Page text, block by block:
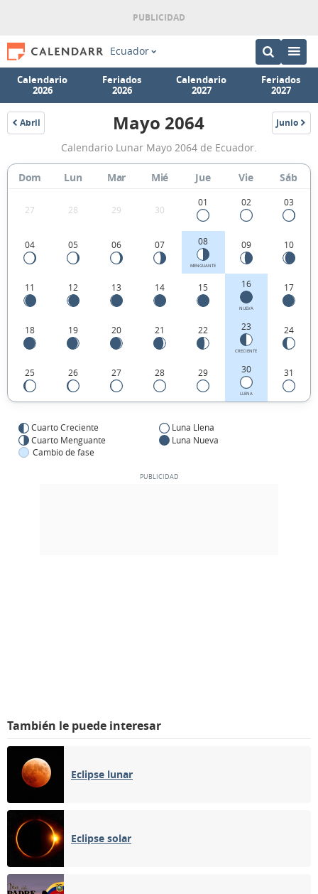
Ecuador
Calendario
2026
Feriados
2026
Calendario
2027
Feriados
2027
Abril
2064
Calendario
Lunar
Mayo
Ecuador.
Mayo 2064 Junio
2064
Calendario Lunar Mayo 2064 de Ecuador.
Dom Lun Mar Mié Jue Vie Sáb
27 28 29 30
01 02 03
04 05 06 07 08
MENGUANTE
09 10
11 12 13 14 15 16
NUEVA
17
18 19 20 21 22 23
CRECIENTE
24
25 26 27 28 29 30
LLENA
31
Cuarto Creciente
Luna Llena
Cuarto Menguante
Luna Nueva
Cambio de fase
También le puede interesar
Eclipse lunar
Eclipse solar